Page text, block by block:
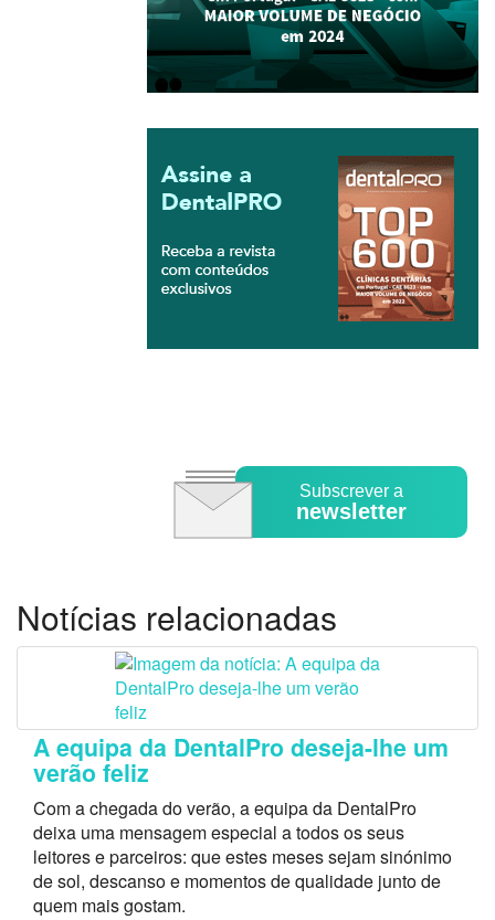
Subscrever a
newsletter
Notícias relacionadas
A equipa da DentalPro deseja-lhe um
verão feliz
Com a chegada do verão, a equipa da DentalPro
deixa uma mensagem especial a todos os seus
leitores e parceiros: que estes meses sejam sinónimo
de sol, descanso e momentos de qualidade junto de
quem mais gostam.